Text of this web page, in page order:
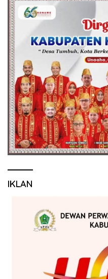
IKLAN